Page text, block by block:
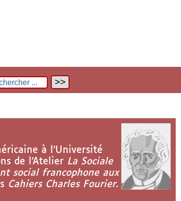
à l’Université
de l’Atelier La Sociale
social francophone aux
Cahiers Charles Fourier.